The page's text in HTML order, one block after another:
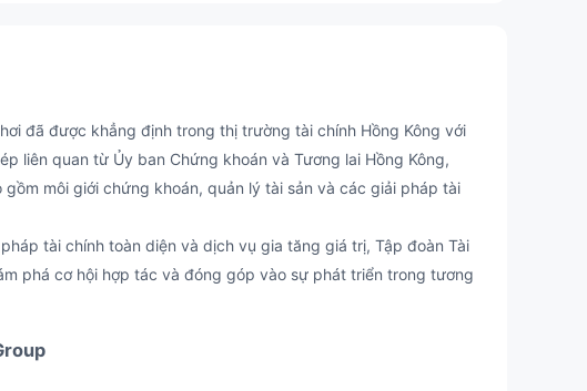
đã được khẳng định trong thị trường tài chính Hồng Kông với
liên quan từ Ủy ban Chứng khoán và Tương lai Hồng Kông,
môi giới chứng khoán, quản lý tài sản và các giải pháp tài
tài chính toàn diện và dịch vụ gia tăng giá trị, Tập đoàn Tài
phá cơ hội hợp tác và đóng góp vào sự phát triển trong tương